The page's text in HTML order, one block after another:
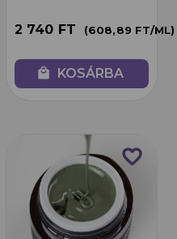
2 740 FT (608,89 FT/ML)
local_mall KOSÁRBA
favorite_border